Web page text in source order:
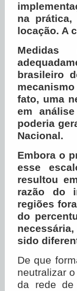
na
locação. A
brasileiro
fato, uma
em
poderia
Nacional.
Embora o
esse
resultou
razão do
regiões
do
sido
De que
neutralizar
da rede de